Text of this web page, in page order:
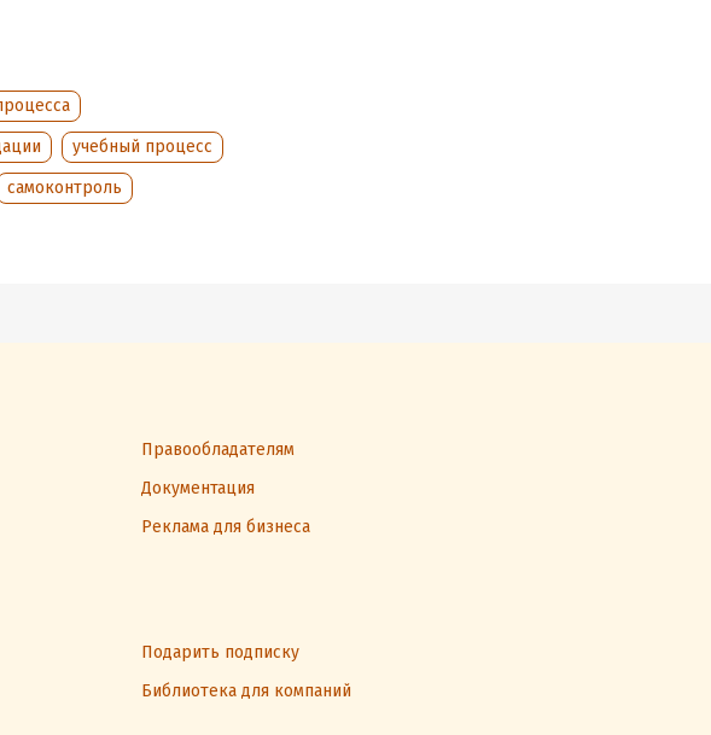
в вуз могут стать
и лайфхакам,
учебный процесс
самоконтроль
Правообладателям
Документация
Реклама для бизнеса
Подарить подписку
Библиотека для компаний